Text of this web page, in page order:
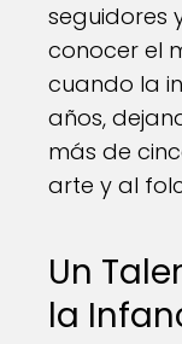
seguidores
conocer el
cuando la
años,
más de
arte y al
Un
la